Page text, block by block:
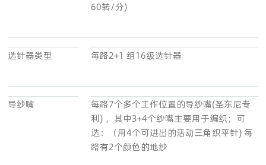
60转/分)
选针器类型 每路2+1 组16级选针器
导纱嘴
每路7个多个工作位置的导纱嘴(圣东尼专
利) ，其中3+4个纱嘴主要用于编织；可
选：（用4个可进出的活动三角织平针) 每
路有2个颜色的地纱